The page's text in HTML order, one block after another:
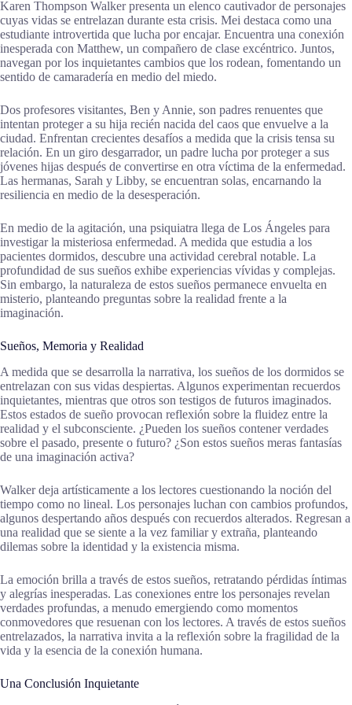
Karen Thompson Walker presenta un elenco cautivador de personajes
cuyas vidas se entrelazan durante esta crisis. Mei destaca como una
estudiante introvertida que lucha por encajar. Encuentra una conexión
inesperada con Matthew, un compañero de clase excéntrico. Juntos,
navegan por los inquietantes cambios que los rodean, fomentando un
sentido de camaradería en medio del miedo.
Dos profesores visitantes, Ben y Annie, son padres renuentes que
intentan proteger a su hija recién nacida del caos que envuelve a la
ciudad. Enfrentan crecientes desafíos a medida que la crisis tensa su
relación. En un giro desgarrador, un padre lucha por proteger a sus
jóvenes hijas después de convertirse en otra víctima de la enfermedad.
Las hermanas, Sarah y Libby, se encuentran solas, encarnando la
resiliencia en medio de la desesperación.
En medio de la agitación, una psiquiatra llega de Los Ángeles para
investigar la misteriosa enfermedad. A medida que estudia a los
pacientes dormidos, descubre una actividad cerebral notable. La
profundidad de sus sueños exhibe experiencias vívidas y complejas.
Sin embargo, la naturaleza de estos sueños permanece envuelta en
misterio, planteando preguntas sobre la realidad frente a la
imaginación.
Sueños, Memoria y Realidad
A medida que se desarrolla la narrativa, los sueños de los dormidos se
entrelazan con sus vidas despiertas. Algunos experimentan recuerdos
inquietantes, mientras que otros son testigos de futuros imaginados.
Estos estados de sueño provocan reflexión sobre la fluidez entre la
realidad y el subconsciente. ¿Pueden los sueños contener verdades
sobre el pasado, presente o futuro? ¿Son estos sueños meras fantasías
de una imaginación activa?
Walker deja artísticamente a los lectores cuestionando la noción del
tiempo como no lineal. Los personajes luchan con cambios profundos,
algunos despertando años después con recuerdos alterados. Regresan a
una realidad que se siente a la vez familiar y extraña, planteando
dilemas sobre la identidad y la existencia misma.
La emoción brilla a través de estos sueños, retratando pérdidas íntimas
y alegrías inesperadas. Las conexiones entre los personajes revelan
verdades profundas, a menudo emergiendo como momentos
conmovedores que resuenan con los lectores. A través de estos sueños
entrelazados, la narrativa invita a la reflexión sobre la fragilidad de la
vida y la esencia de la conexión humana.
Una Conclusión Inquietante